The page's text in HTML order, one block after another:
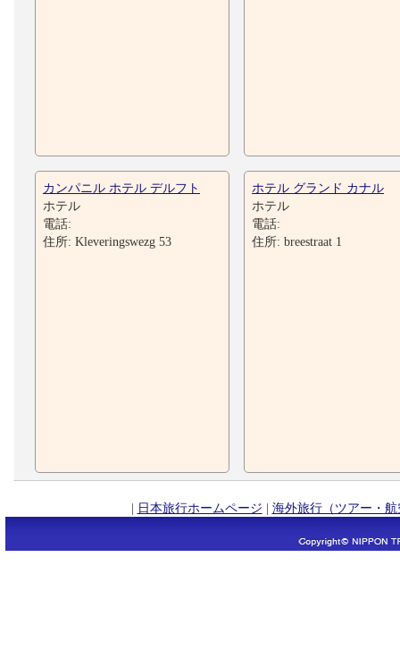
カンパニル ホテル デルフト
ホテル
電話:
住所: Kleveringswezg 53
ホテル グランド カナル
ホテル
電話:
住所: breestraat 1
| 日本旅行ホームページ | 海外旅行（ツアー・航